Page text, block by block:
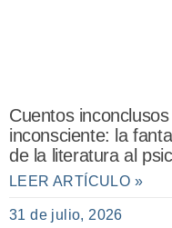
Cuentos
inconsciente: la
de la literatura al
LEER ARTÍCULO »
31 de julio, 2026